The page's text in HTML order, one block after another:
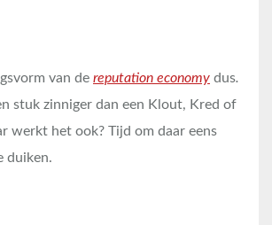
van de reputation economy dus.
stuk zinniger dan een Klout, Kred of
werkt het ook? Tijd om daar eens
duiken.